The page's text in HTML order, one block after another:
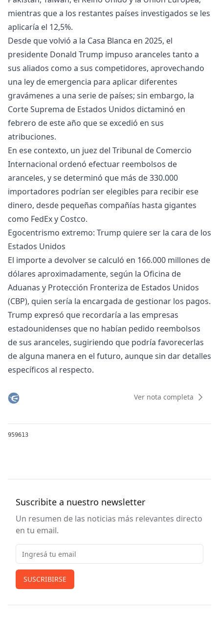
mientras que a los restantes países investigados se les
aplicaría el 12,5%.
Desde que volvió a la Casa Blanca en 2025, el
presidente Donald Trump impuso aranceles tanto a
sus aliados como a sus competidores, aprovechando
una ley de emergencia para aplicar diferentes
gravámenes a una serie de países; sin embargo, la
Corte Suprema de Estados Unidos dictaminó en
febrero de este año que se excedió en sus
atribuciones.
En ese contexto, un juez del Tribunal de Comercio
Internacional ordenó efectuar reembolsos de
aranceles, y se determinó que más de 330.000
importadores podrían ser elegibles para recibir ese
dinero, desde pequeñas compañías hasta gigantes
como FedEx y Costco.
Egocentrismo extremo: Trump quiere ser la cara de los
Estados Unidos
El importe a devolver se calculó en 166.000 millones de
dólares aproximadamente, según la Oficina de
Aduanas y Protección Fronteriza de Estados Unidos
(CBP), quien sería la encargada de gestionar los pagos.
Trump expresó que recordaría a las empresas
estadounidenses que no habían pedido reembolsos
de sus aranceles, sugiriendo que podría favorecerlas
de alguna manera en el futuro, aunque sin dar detalles
específicos al respecto.
Ver nota completa
959613
Suscribite a nuestro newsletter
Un resumen de las noticias más relevantes directo
en tu email.
Email
SUSCRIBIRSE